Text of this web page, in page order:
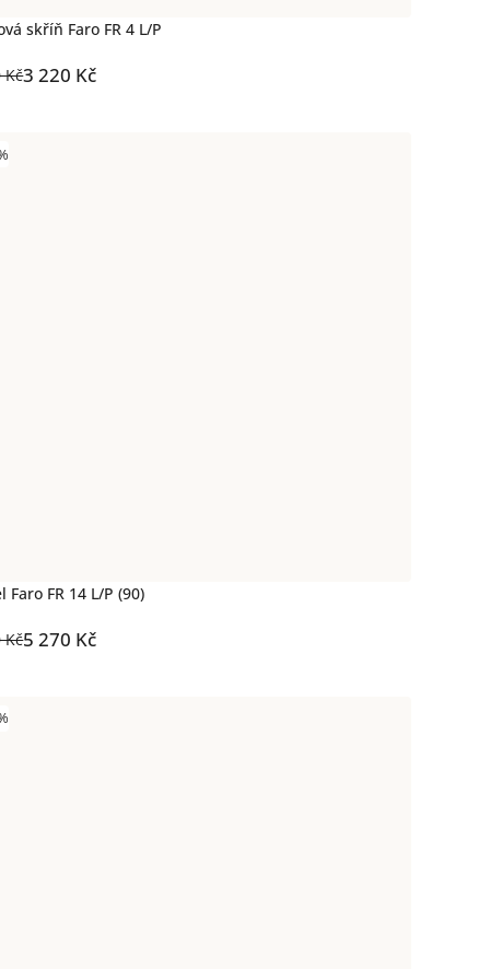
skříň Faro FR 4 L/P
Kč3 220 Kč
Faro FR 14 L/P (90)
Kč5 270 Kč